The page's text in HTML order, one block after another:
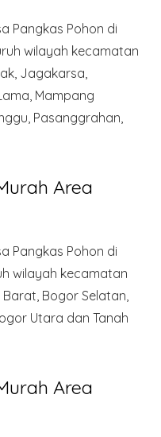
Pangkas Pohon di
wilayah kecamatan
Jagakarsa,
Mampang
Pasanggrahan,
Area
Pangkas Pohon di
wilayah kecamatan
Bogor Selatan,
Utara dan Tanah
Area